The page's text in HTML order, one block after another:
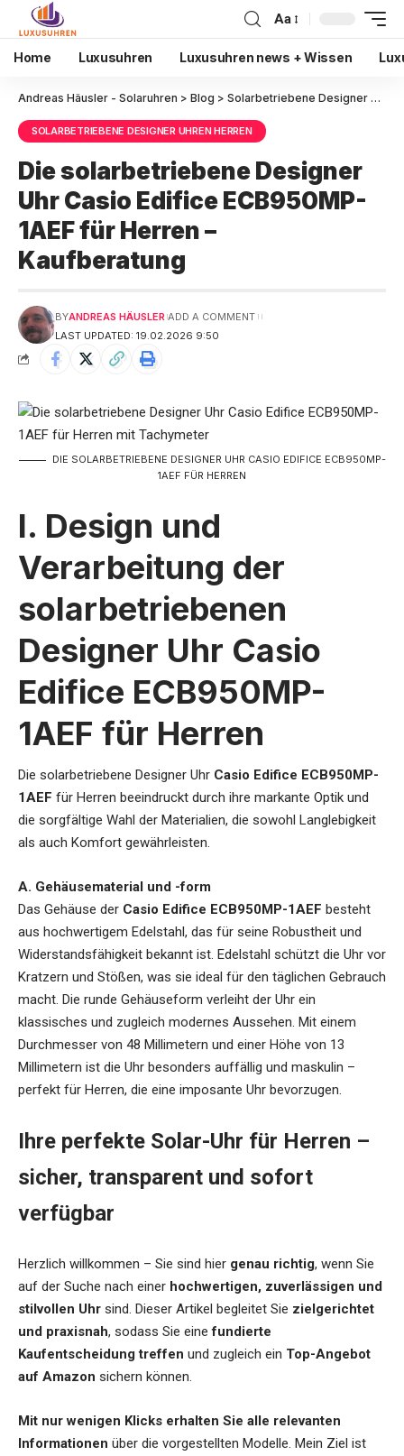
Aa
Home Luxusuhren Luxusuhren news + Wissen
Andreas Häusler - Solaruhren > Blog > Solarbetriebene Designer Uhren Herren
SOLARBETRIEBENE DESIGNER UHREN HERREN
Die solarbetriebene Designer
Uhr Casio Edifice ECB950MP-
1AEF für Herren –
Kaufberatung
LAST UPDATED: 19.02.2026 9:50
BYANDREAS HÄUSLER ADD A COMMENT
DIE SOLARBETRIEBENE DESIGNER UHR CASIO EDIFICE ECB950MP-
1AEF FÜR HERREN
I. Design und
Verarbeitung der
solarbetriebenen
Designer Uhr Casio
Edifice ECB950MP-
1AEF für Herren
Die solarbetriebene Designer Uhr Casio Edifice ECB950MP-
1AEF für Herren beeindruckt durch ihre markante Optik und
die sorgfältige Wahl der Materialien, die sowohl Langlebigkeit
als auch Komfort gewährleisten.
A. Gehäusematerial und -form
Das Gehäuse der Casio Edifice ECB950MP-1AEF besteht
aus hochwertigem Edelstahl, das für seine Robustheit und
Widerstandsfähigkeit bekannt ist. Edelstahl schützt die Uhr vor
Kratzern und Stößen, was sie ideal für den täglichen Gebrauch
macht. Die runde Gehäuseform verleiht der Uhr ein
klassisches und zugleich modernes Aussehen. Mit einem
Durchmesser von 48 Millimetern und einer Höhe von 13
Millimetern ist die Uhr besonders auffällig und maskulin –
perfekt für Herren, die eine imposante Uhr bevorzugen.
Ihre perfekte Solar-Uhr für Herren –
sicher, transparent und sofort
verfügbar
Herzlich willkommen – Sie sind hier genau richtig, wenn Sie
auf der Suche nach einer hochwertigen, zuverlässigen und
stilvollen Uhr sind. Dieser Artikel begleitet Sie zielgerichtet
und praxisnah, sodass Sie einefundierte
Kaufentscheidung treffen und zugleich ein Top-Angebot
auf Amazon sichern können.
Mit nur wenigen Klicks erhalten Sie alle relevanten
Informationen über die vorgestellten Modelle. Mein Ziel ist